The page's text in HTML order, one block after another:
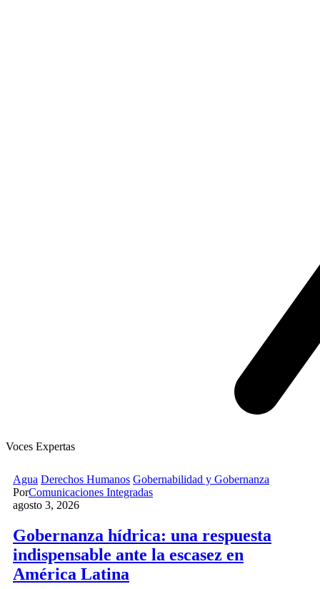
Voces Expertas
Agua Derechos Humanos Gobernabilidad y Gobernanza
PorComunicaciones Integradas
agosto 3, 2026
Gobernanza hídrica: una respuesta
indispensable ante la escasez en
América Latina